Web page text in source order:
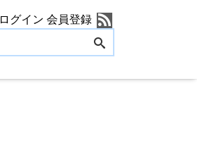
ログイン 会員登録